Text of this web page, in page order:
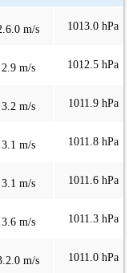
m/s 1013.0 hPa
2.9 m/s 1012.5 hPa
3.2 m/s 1011.9 hPa
3.1 m/s 1011.8 hPa
3.1 m/s 1011.6 hPa
3.6 m/s 1011.3 hPa
m/s 1011.0 hPa